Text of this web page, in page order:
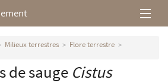
Milieux terrestres Flore terrestre
de sauge Cistus